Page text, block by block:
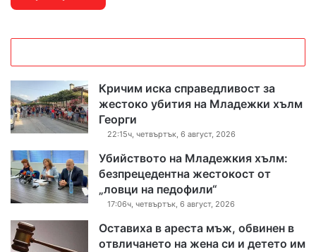
Кричим иска справедливост за
жестоко убития на Младежки хълм
Георги
22:15ч, четвъртък, 6 август, 2026
Убийството на Младежкия хълм:
безпрецедентна жестокост от
„ловци на педофили“
17:06ч, четвъртък, 6 август, 2026
Оставиха в ареста мъж, обвинен в
отвличането на жена си и детето им